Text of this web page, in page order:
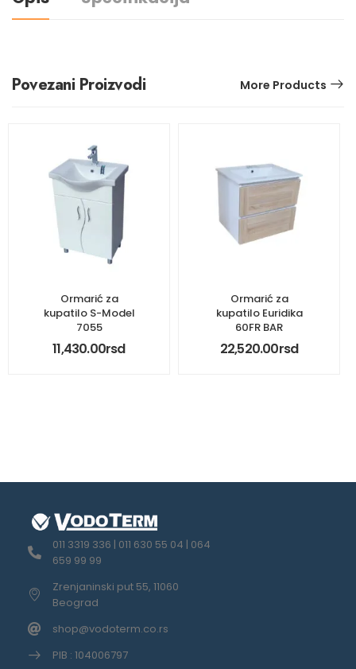
Povezani Proizvodi More Products
Ormarić za
kupatilo S-Model
7055
11,430.00rsd
Ormarić za
kupatilo Euridika
60FR BAR
22,520.00rsd
011 3319 336 | 011 630 55 04 | 064
659 99 99
Zrenjaninski put 55, 11060
Beograd
shop@vodoterm.co.rs
PIB : 104006797